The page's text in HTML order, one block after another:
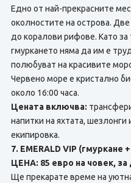
Едно от най-прекрасните
околностите на острова.
до коралови рифове. Като
гмуркането няма да им е
полюбуват на красивите
Червено море е кристално
около 16:00 часа.
Цената включва:
напитки на яхтата,
екипировка.
7. EMERALD VIP (гмуркане
ЦЕНА: 85 евро на човек, за
Ще прекарате време на